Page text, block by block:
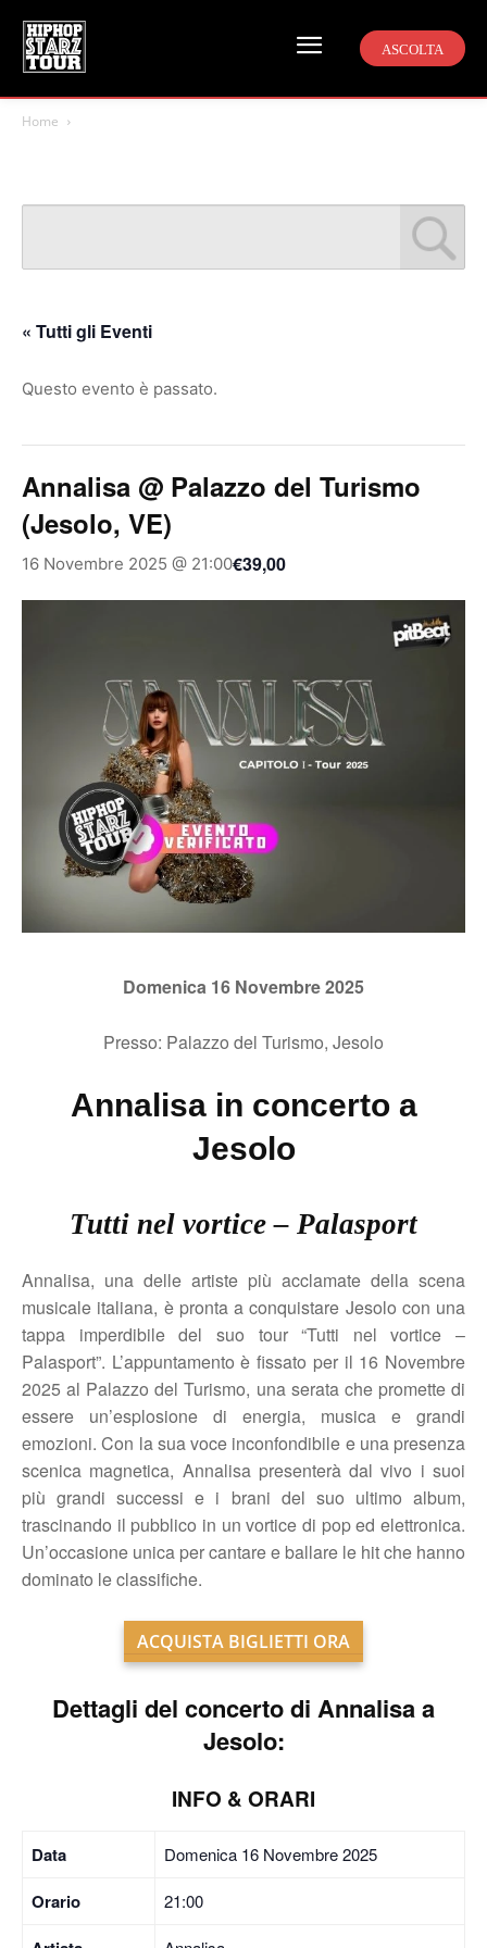
ASCOLTA
Home
« Tutti gli Eventi
Questo evento è passato.
Annalisa @ Palazzo del Turismo
(Jesolo, VE)
16 Novembre 2025 @ 21:00€39,00
Domenica 16 Novembre 2025
Presso: Palazzo del Turismo, Jesolo
Annalisa in concerto a
Jesolo
Tutti nel vortice – Palasport
Annalisa, una delle artiste più acclamate della scena
musicale italiana, è pronta a conquistare Jesolo con una
tappa imperdibile del suo tour “Tutti nel vortice –
Palasport”. L’appuntamento è fissato per il 16 Novembre
2025 al Palazzo del Turismo, una serata che promette di
essere un’esplosione di energia, musica e grandi
emozioni. Con la sua voce inconfondibile e una presenza
scenica magnetica, Annalisa presenterà dal vivo i suoi
più grandi successi e i brani del suo ultimo album,
trascinando il pubblico in un vortice di pop ed elettronica.
Un’occasione unica per cantare e ballare le hit che hanno
dominato le classifiche.
ACQUISTA BIGLIETTI ORA
Dettagli del concerto di Annalisa a
Jesolo:
INFO & ORARI
Data Domenica 16 Novembre 2025
Orario 21:00